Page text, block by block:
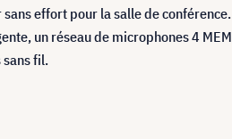
effort pour la salle de
un réseau de microphones 4
fil.